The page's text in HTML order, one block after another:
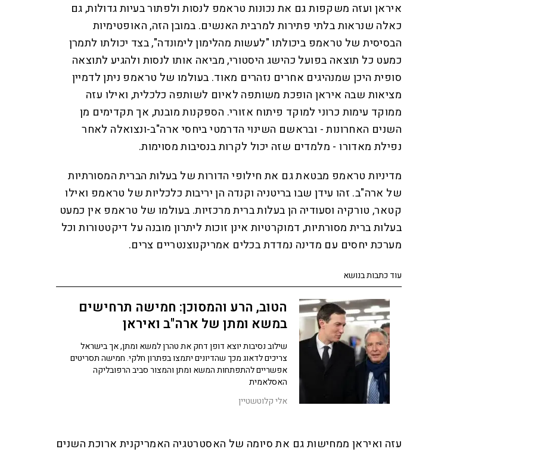
איראן ועזה משקפות גם את נכונות טראמפ לנסות ולפתור בעיות גדולות, גם
כאלה שנראות בלתי פתירות למרבית האנשים. במובן הזה, האופטימיות
הבסיסית של טראמפ ביכולתו "לעשות מהלימון לימונדה", בצד יכולתו לתמרן
כמעט כל תוצאה בפועל כהישג היסטורי, מביאה אותו לנסות ולהגיע לתוצאה
סופית היכן שמנהיגים אחרים נזהרים מאוד. בעולמו של טראמפ ניתן לדמיין
מציאות שבה איראן הופכת משותפה לאיום לשותפה כלכלית, ואילו עזה
ממוקד עימות כרוני למוקד פיתוח אזורי. הספקנות מובנת, אך תקדימים מן
השנים האחרונות - ובראשם השינוי הדרמטי ביחסי ארה"ב-ונצואלה לאחר
נפילת מאדורו - מלמדים שזה יכול לקרות בנסיבות מסוימות.
מדיניות טראמפ מבטאת גם את חילופי הדורות של בעלות הברית המסורתיות
של ארה"ב. זהו עידן שבו בריטניה וקנדה הן יריבות כלכליות של טראמפ ואילו
קטאר, טורקיה וסעודיה הן בעלות ברית מרכזיות. בעולמו של טראמפ אין כמעט
בעלות ברית מסורתיות, דמוקרטיות אינן זוכות ליתרון מובנה על דיקטטורות וכל
מערכת יחסים עם מדינה נמדדת בכלים אמריקנוצנטריים צרים.
עוד כתבות בנושא
הטוב, הרע והמסוכן: חמישה תרחישים
במשא ומתן של ארה"ב ואיראן
שילוב נסיבות יוצא דופן דחק את טהרן למשא ומתן, אך בישראל
צריכים לדאוג מכך שהדיונים יתמצו בפתרון חלקי. חמישה תסריטים
אפשריים להתפתחות המשא ומתן והמצור סביב הרפובליקה
האסלאמית
אלי קלוטשטיין
עזה ואיראן ממחישות גם את סיומה של האסטרטגיה האמריקנית ארוכת השנים